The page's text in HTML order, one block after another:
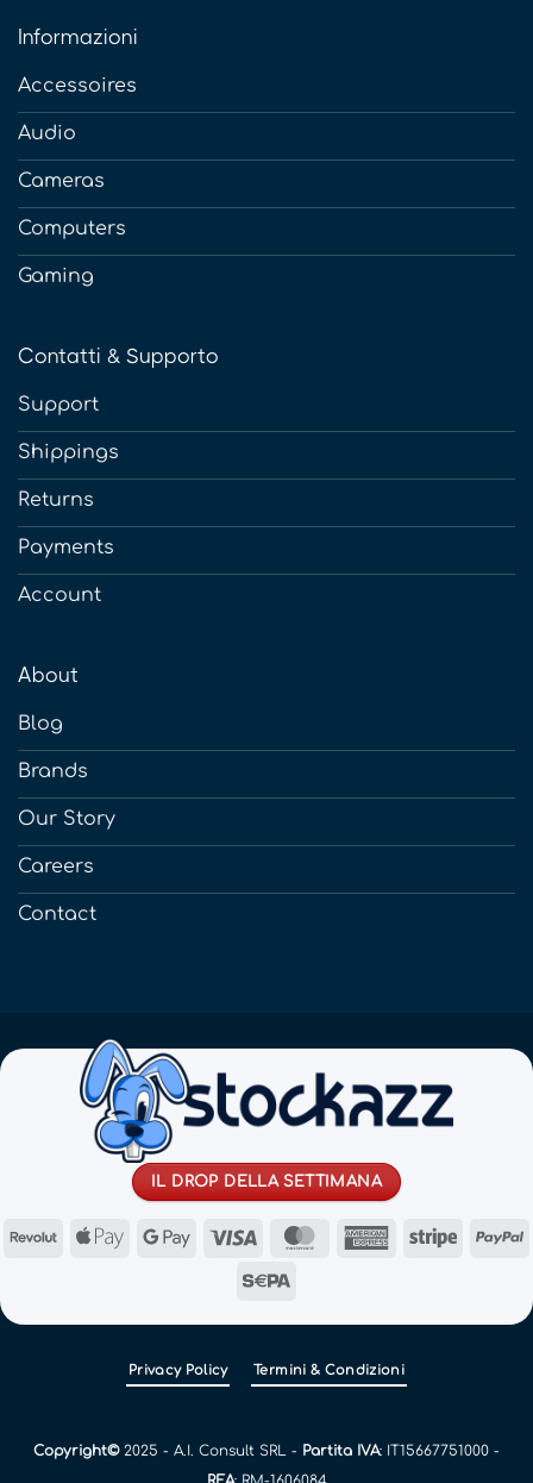
Informazioni
Accessoires
Audio
Cameras
Computers
Gaming
Contatti & Supporto
Support
Shippings
Returns
Payments
Account
About
Blog
Brands
Our Story
Careers
Contact
IL DROP DELLA SETTIMANA
RevolutApple GoogleVisa MasterCardAmericanStripe
Privacy Policy Termini & Condizioni
Copyright©2025 - A.I. Consult SRL - Partita IVA: IT15667751000 -